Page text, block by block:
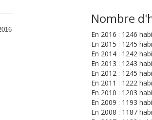
Nombre
En 2016 : 1246
En 2015 : 1245
En 2014 : 1242
En 2013 : 1243
En 2012 : 1245
En 2011 : 1222
En 2010 : 1203
En 2009 : 1193
En 2008 : 1187